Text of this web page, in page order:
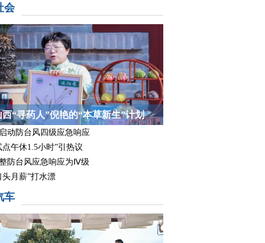
会
西“寻药人”倪艳的“本草新生”计划
动防台风四级应急响应
点午休1.5小时”引热议
防台风应急响应为Ⅳ级
头月薪”打水漂
车